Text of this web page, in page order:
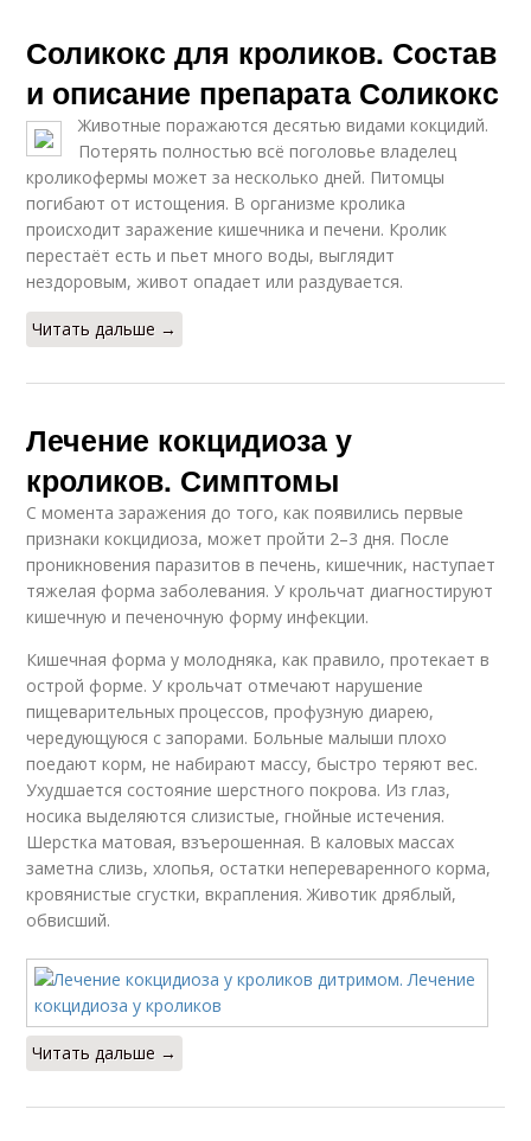
Соликокс для кроликов. Состав
и описание препарата Соликокс
Животные поражаются десятью видами кокцидий.
Потерять полностью всё поголовье владелец
кроликофермы может за несколько дней. Питомцы
погибают от истощения. В организме кролика
происходит заражение кишечника и печени. Кролик
перестаёт есть и пьет много воды, выглядит
нездоровым, живот опадает или раздувается.
Читать дальше →
Лечение кокцидиоза у
кроликов. Симптомы
С момента заражения до того, как появились первые
признаки кокцидиоза, может пройти 2–3 дня. После
проникновения паразитов в печень, кишечник, наступает
тяжелая форма заболевания. У крольчат диагностируют
кишечную и печеночную форму инфекции.
Кишечная форма у молодняка, как правило, протекает в
острой форме. У крольчат отмечают нарушение
пищеварительных процессов, профузную диарею,
чередующуюся с запорами. Больные малыши плохо
поедают корм, не набирают массу, быстро теряют вес.
Ухудшается состояние шерстного покрова. Из глаз,
носика выделяются слизистые, гнойные истечения.
Шерстка матовая, взъерошенная. В каловых массах
заметна слизь, хлопья, остатки непереваренного корма,
кровянистые сгустки, вкрапления. Животик дряблый,
обвисший.
Читать дальше →